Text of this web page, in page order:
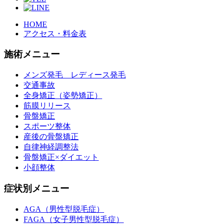
HOME
アクセス・料金表
施術メニュー
メンズ発毛 レディース発毛
交通事故
全身矯正（姿勢矯正）
筋膜リリース
骨盤矯正
スポーツ整体
産後の骨盤矯正
自律神経調整法
骨盤矯正×ダイエット
小顔整体
症状別メニュー
AGA（男性型脱毛症）
FAGA（女子男性型脱毛症）